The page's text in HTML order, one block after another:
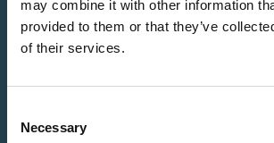
may combine it with other information
provided to them or that they’ve
of their services.
Selection
Necessary
Der richtige Match